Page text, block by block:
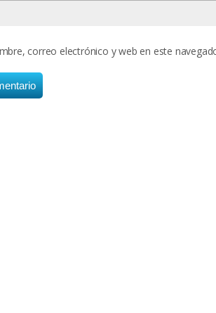
correo electrónico y web en este